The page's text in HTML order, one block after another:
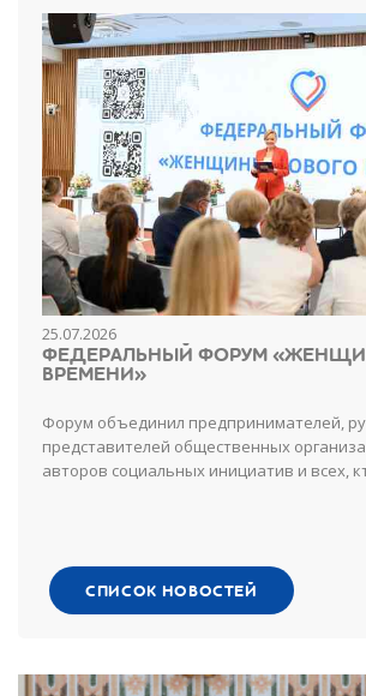
25.07.2026
ФЕДЕРАЛЬНЫЙ ФОРУМ
ВРЕМЕНИ»
Форум объединил предпринимателей,
представителей общественных
авторов социальных инициатив и всех,
СПИСОК НОВОСТЕЙ